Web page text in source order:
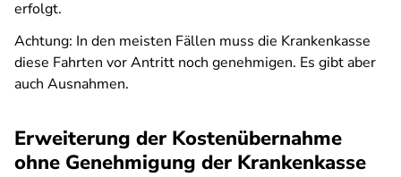
erfolgt.
Achtung: In den meisten Fällen muss die Krankenkasse
diese Fahrten vor Antritt noch genehmigen. Es gibt aber
auch Ausnahmen.
Erweiterung der Kostenübernahme
ohne Genehmigung der Krankenkasse